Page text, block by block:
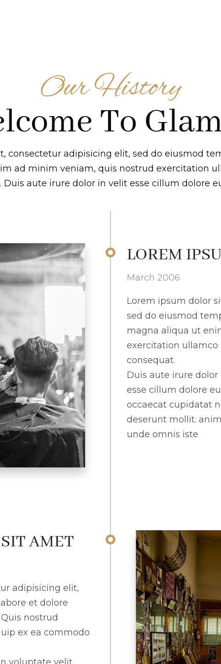
Our History
To
consectetur adipisicing elit, sed do eiusmod
ad minim veniam, quis nostrud exercitation
aute irure dolor in velit esse cillum dolore
LOREM
March 2006
Lorem ipsum dolor
sed do eiusmod
magna aliqua ut
exercitation ullamco
consequat.
Duis aute irure
esse cillum dolore
occaecat cupidatat
deserunt mollit.
unde omnis iste
AMET
adipisicing elit,
et dolore
nostrud
ex ea commodo